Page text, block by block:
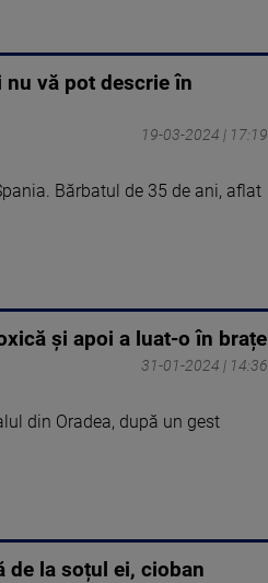
vă pot descrie în
19-03-2024 | 17:19
Bărbatul de 35 de ani, aflat
și apoi a luat-o în brațe
31-01-2024 | 14:36
din Oradea, după un gest
de la soțul ei, cioban